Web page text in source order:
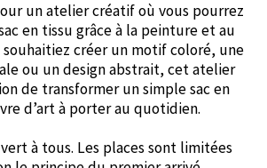
un atelier créatif où vous pourrez
en tissu grâce à la peinture et au
souhaitiez créer un motif coloré, une
ou un design abstrait, cet atelier
de transformer un simple sac en
d’art à porter au quotidien.
à tous. Les places sont limitées